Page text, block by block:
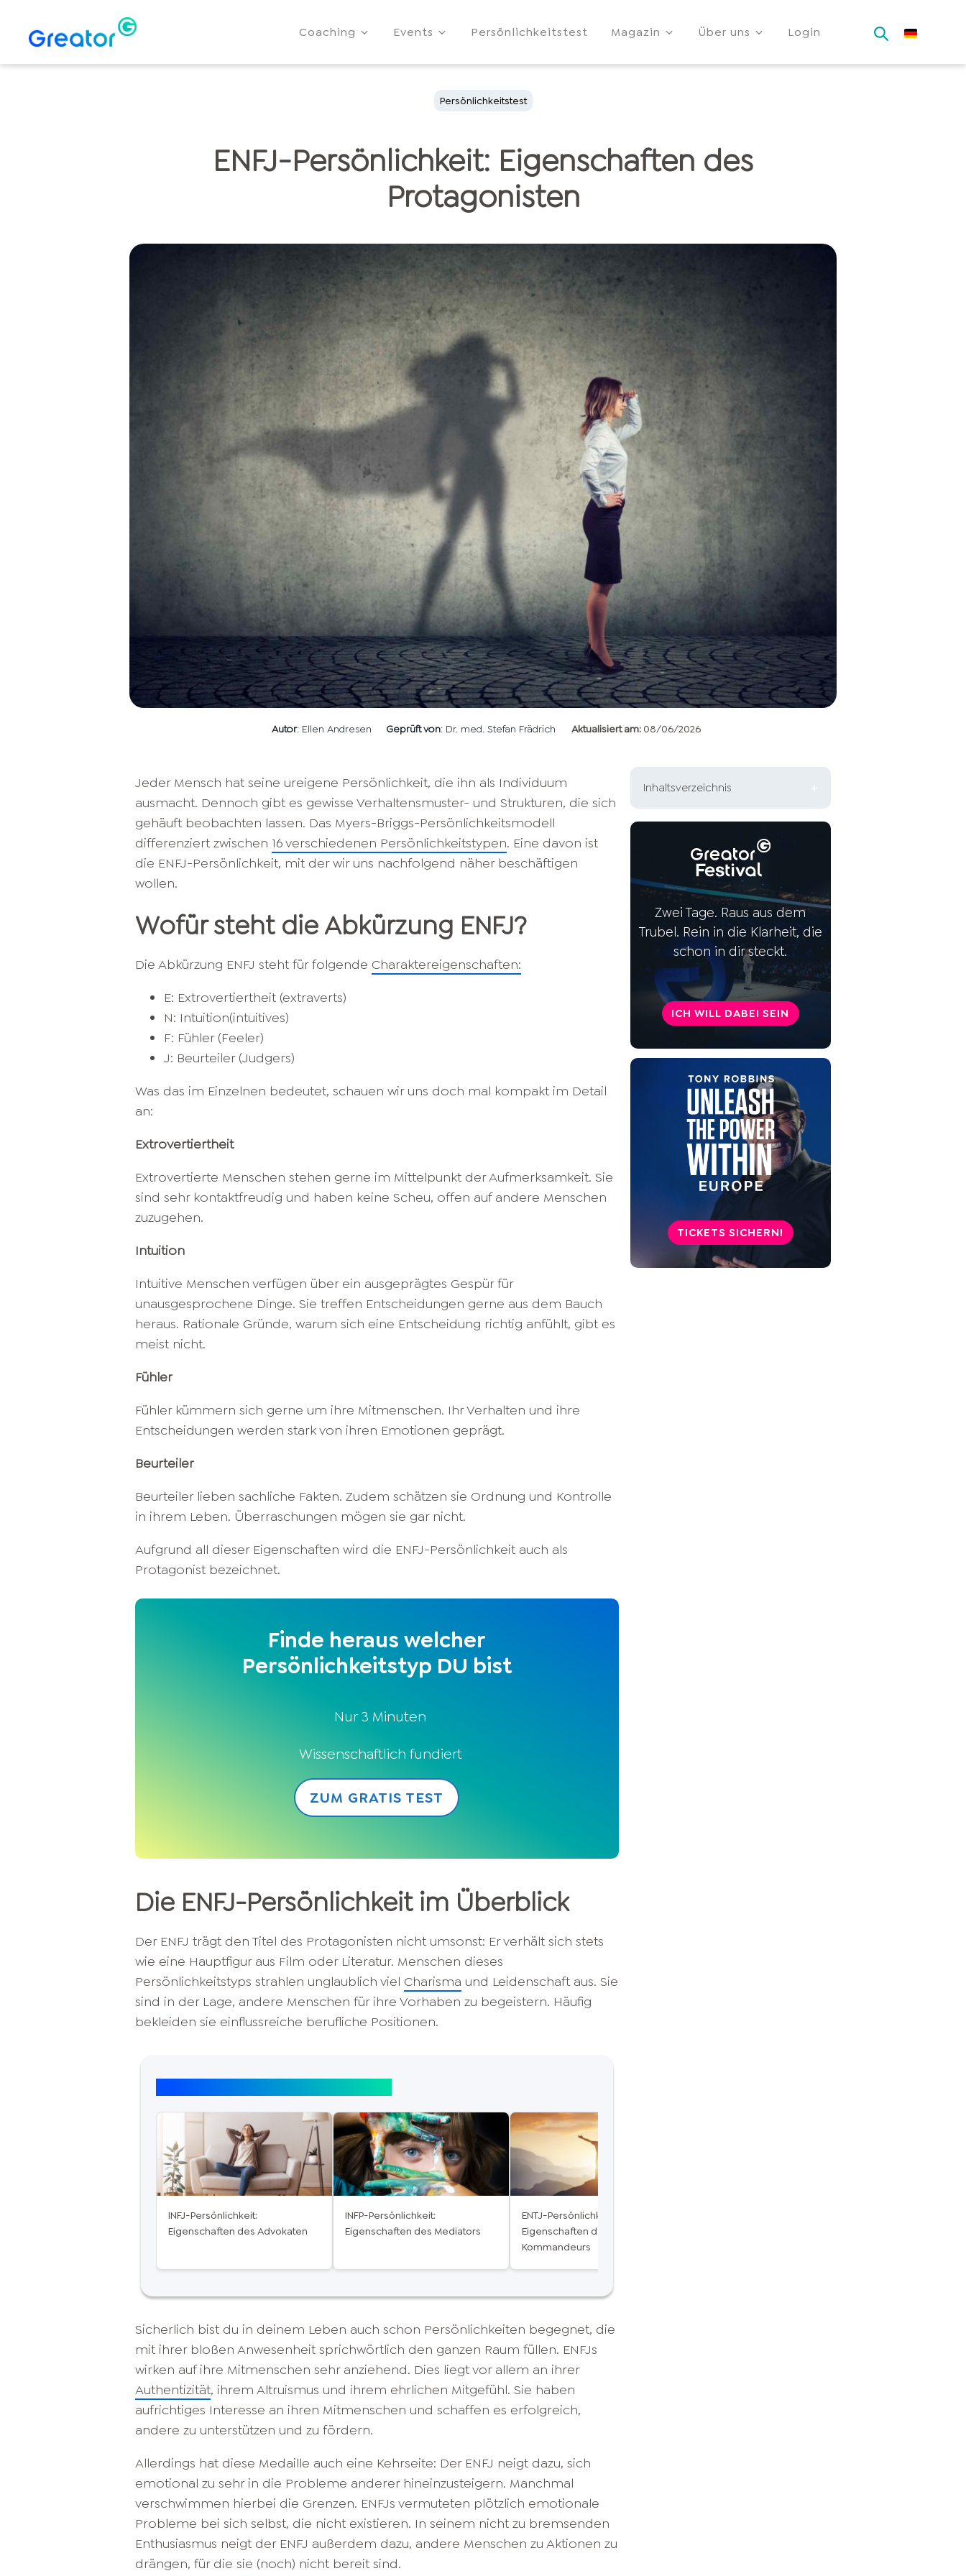
Coaching Events Persönlichkeitstest Magazin Über uns Login
Persönlichkeitstest
ENFJ-Persönlichkeit: Eigenschaften des
Protagonisten
Autor: Ellen Andresen Geprüft von: Dr. med. Stefan Frädrich Aktualisiert am: 08/06/2026
Jeder Mensch hat seine ureigene Persönlichkeit, die ihn als Individuum
ausmacht. Dennoch gibt es gewisse Verhaltensmuster- und Strukturen, die sich
gehäuft beobachten lassen. Das Myers-Briggs-Persönlichkeitsmodell
differenziert zwischen 16 verschiedenen Persönlichkeitstypen. Eine davon ist
die ENFJ-Persönlichkeit, mit der wir uns nachfolgend näher beschäftigen
wollen.
Wofür steht die Abkürzung ENFJ?
Die Abkürzung ENFJ steht für folgende Charaktereigenschaften:
E: Extrovertiertheit (extraverts)
N: Intuition(intuitives)
F: Fühler (Feeler)
J: Beurteiler (Judgers)
Was das im Einzelnen bedeutet, schauen wir uns doch mal kompakt im Detail
an:
Extrovertiertheit
Extrovertierte Menschen stehen gerne im Mittelpunkt der Aufmerksamkeit. Sie
sind sehr kontaktfreudig und haben keine Scheu, offen auf andere Menschen
zuzugehen.
Intuition
Intuitive Menschen verfügen über ein ausgeprägtes Gespür für
unausgesprochene Dinge. Sie treffen Entscheidungen gerne aus dem Bauch
heraus. Rationale Gründe, warum sich eine Entscheidung richtig anfühlt, gibt es
meist nicht.
Fühler
Fühler kümmern sich gerne um ihre Mitmenschen. Ihr Verhalten und ihre
Entscheidungen werden stark von ihren Emotionen geprägt.
Beurteiler
Beurteiler lieben sachliche Fakten. Zudem schätzen sie Ordnung und Kontrolle
in ihrem Leben. Überraschungen mögen sie gar nicht.
Aufgrund all dieser Eigenschaften wird die ENFJ-Persönlichkeit auch als
Protagonist bezeichnet.
Finde heraus welcher
Persönlichkeitstyp DU bist
Nur 3 Minuten
Wissenschaftlich fundiert
ZUM GRATIS TEST
Die ENFJ-Persönlichkeit im Überblick
Der ENFJ trägt den Titel des Protagonisten nicht umsonst: Er verhält sich stets
wie eine Hauptfigur aus Film oder Literatur. Menschen dieses
Persönlichkeitstyps strahlen unglaublich viel Charisma und Leidenschaft aus. Sie
sind in der Lage, andere Menschen für ihre Vorhaben zu begeistern. Häufig
bekleiden sie einflussreiche berufliche Positionen.
INFJ-Persönlichkeit:
Eigenschaften des Advokaten
INFP-Persönlichkeit:
Eigenschaften des Mediators
ENTJ-Persönlichkeit:
Eigenschaften des
Kommandeurs
Sicherlich bist du in deinem Leben auch schon Persönlichkeiten begegnet, die
mit ihrer bloßen Anwesenheit sprichwörtlich den ganzen Raum füllen. ENFJs
wirken auf ihre Mitmenschen sehr anziehend. Dies liegt vor allem an ihrer
Authentizität, ihrem Altruismus und ihrem ehrlichen Mitgefühl. Sie haben
aufrichtiges Interesse an ihren Mitmenschen und schaffen es erfolgreich,
andere zu unterstützen und zu fördern.
Allerdings hat diese Medaille auch eine Kehrseite: Der ENFJ neigt dazu, sich
emotional zu sehr in die Probleme anderer hineinzusteigern. Manchmal
verschwimmen hierbei die Grenzen. ENFJs vermuteten plötzlich emotionale
Probleme bei sich selbst, die nicht existieren. In seinem nicht zu bremsenden
Enthusiasmus neigt der ENFJ außerdem dazu, andere Menschen zu Aktionen zu
drängen, für die sie (noch) nicht bereit sind.
Inhaltsverzeichnis
Die ENFJ-Persönlichkeit im
Überblick
Stärken der ENFJ-Persönlichkeit
Schwächen der ENFJ-
Persönlichkeit
Karriere
Beziehungen
Kuriositäten zum ENFJ
Berühmte ENFJ Menschen
Willst du mehr über deine
Persönlichkeit herausfinden?
Zwei Tage. Raus aus dem
Trubel. Rein in die Klarheit, die
schon in dir steckt.
ICH WILL DABEI SEIN
TICKETS SICHERN!